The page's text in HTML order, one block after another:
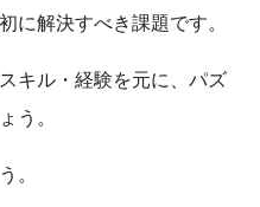
に解決すべき課題です。
キル・経験を元に、パズ
う。
。